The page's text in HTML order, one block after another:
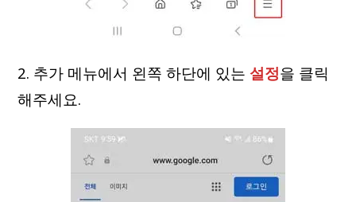
2. 추가 메뉴에서 왼쪽 하단에 있는설정을 클릭
해주세요.